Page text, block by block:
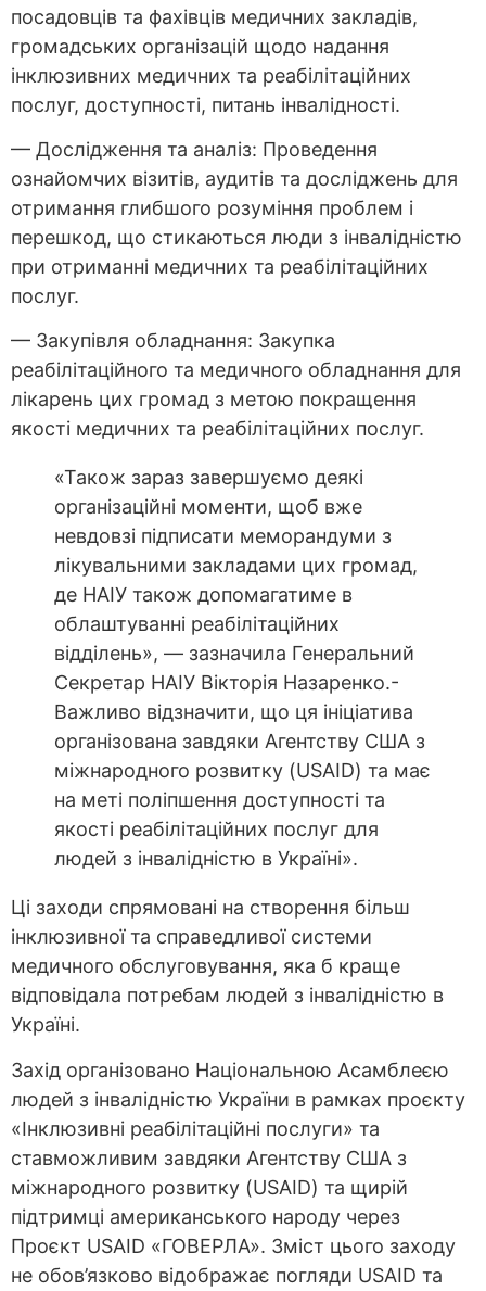
посадовців та фахівців медичних закладів,
громадських організацій щодо надання
інклюзивних медичних та реабілітаційних
послуг, доступності, питань інвалідності.
— Дослідження та аналіз: Проведення
ознайомчих візитів, аудитів та досліджень для
отримання глибшого розуміння проблем і
перешкод, що стикаються люди з інвалідністю
при отриманні медичних та реабілітаційних
послуг.
— Закупівля обладнання: Закупка
реабілітаційного та медичного обладнання для
лікарень цих громад з метою покращення
якості медичних та реабілітаційних послуг.
«Також зараз завершуємо деякі
організаційні моменти, щоб вже
невдовзі підписати меморандуми з
лікувальними закладами цих громад,
де НАІУ також допомагатиме в
облаштуванні реабілітаційних
відділень», — зазначила Генеральний
Секретар НАІУ Вікторія Назаренко.-
Важливо відзначити, що ця ініціатива
організована завдяки Агентству США з
міжнародного розвитку (USAID) та має
на меті поліпшення доступності та
якості реабілітаційних послуг для
людей з інвалідністю в Україні».
Ці заходи спрямовані на створення більш
інклюзивної та справедливої системи
медичного обслуговування, яка б краще
відповідала потребам людей з інвалідністю в
Україні.
Захід організовано Національною Асамблеєю
людей з інвалідністю України в рамках проєкту
«Інклюзивні реабілітаційні послуги» та
ставможливим завдяки Агентству США з
міжнародного розвитку (USAID) та щирій
підтримці американського народу через
Проєкт USAID «ГОВЕРЛА». Зміст цього заходу
не обов’язково відображає погляди USAID та